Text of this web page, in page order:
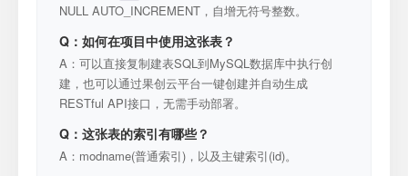
NULL AUTO_INCREMENT，自增无符号整数。
Q：如何在项目中使用这张表？
A：可以直接复制建表SQL到MySQL数据库中执行创
建，也可以通过果创云平台一键创建并自动生成
RESTful API接口，无需手动部署。
Q：这张表的索引有哪些？
A：modname(普通索引)，以及主键索引(id)。